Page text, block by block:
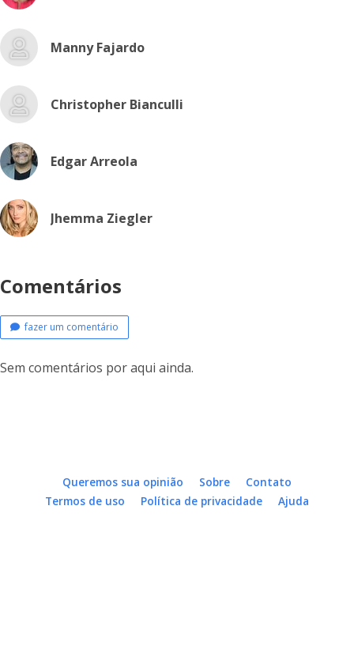
Manny Fajardo
Christopher Bianculli
Edgar Arreola
Jhemma Ziegler
Comentários
fazer um comentário
Sem comentários por aqui ainda.
Queremos sua opinião Sobre
Contato
Termos de uso
Política de privacidade Ajuda